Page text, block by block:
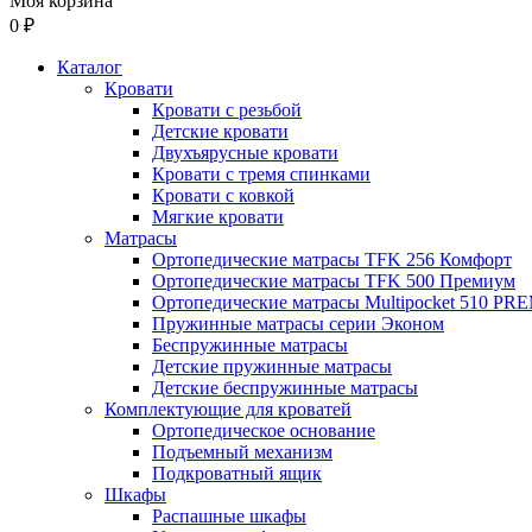
0 ₽
Каталог
Кровати
Кровати с резьбой
Детские кровати
Двухъярусные кровати
Кровати с тремя спинками
Кровати с ковкой
Мягкие кровати
Матрасы
Ортопедические матрасы TFK 256 Комфорт
Ортопедические матрасы TFK 500 Премиум
Ортопедические матрасы Multipocket 510
Пружинные матрасы серии Эконом
Беспружинные матрасы
Детские пружинные матрасы
Детские беспружинные матрасы
Комплектующие для кроватей
Ортопедическое основание
Подъемный механизм
Подкроватный ящик
Шкафы
Распашные шкафы